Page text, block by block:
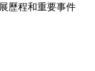
歷程和重要事件